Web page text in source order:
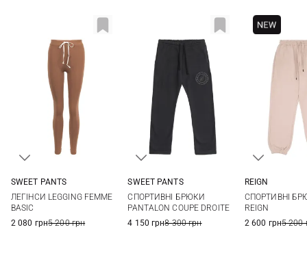
SWEET PANTS
ЛЕГІНСИ LEGGING FEMME
BASIC
2 080 грн5 200 грн
SWEET PANTS
СПОРТИВНІ БРЮКИ
PANTALON COUPE DROITE
4 150 грн8 300 грн
REIGN
СПОРТИВНІ
REIGN
2 600 грн5 200